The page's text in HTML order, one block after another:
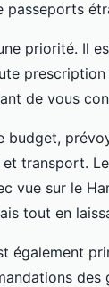
passeports
priorité. Il
prescription
de vous
budget,
et transport.
vue sur le
tout en
également
des